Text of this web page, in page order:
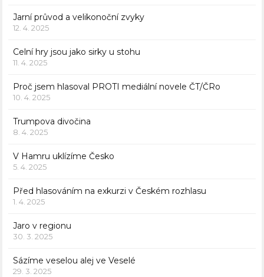
Jarní průvod a velikonoční zvyky
12. 4. 2025
Celní hry jsou jako sirky u stohu
11. 4. 2025
Proč jsem hlasoval PROTI mediální novele ČT/ČRo
10. 4. 2025
Trumpova divočina
8. 4. 2025
V Hamru uklízíme Česko
5. 4. 2025
Před hlasováním na exkurzi v Českém rozhlasu
1. 4. 2025
Jaro v regionu
30. 3. 2025
Sázíme veselou alej ve Veselé
29. 3. 2025